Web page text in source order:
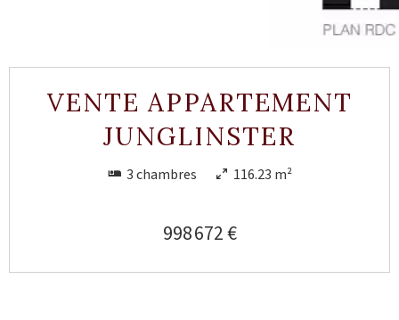
VENTE APPARTEMENT
JUNGLINSTER
3 chambres 116.23 m²
998 672 €